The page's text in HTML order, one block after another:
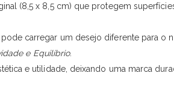
(8,5 x 8,5 cm) que protegem
carregar um desejo diferente para o
e Equilíbrio.
e utilidade, deixando uma marca